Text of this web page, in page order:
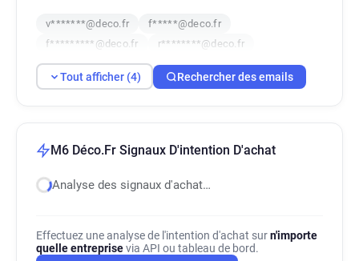
v*******@deco.fr
f*****@deco.fr
f*********@deco.fr
r********@deco.fr
Tout afficher (4) Rechercher des emails
M6 Déco.Fr Signaux D'intention D'achat
Analyse des signaux d'achat…
Effectuez une analyse de l'intention d'achat surn'importe
quelle entreprisevia API ou tableau de bord.